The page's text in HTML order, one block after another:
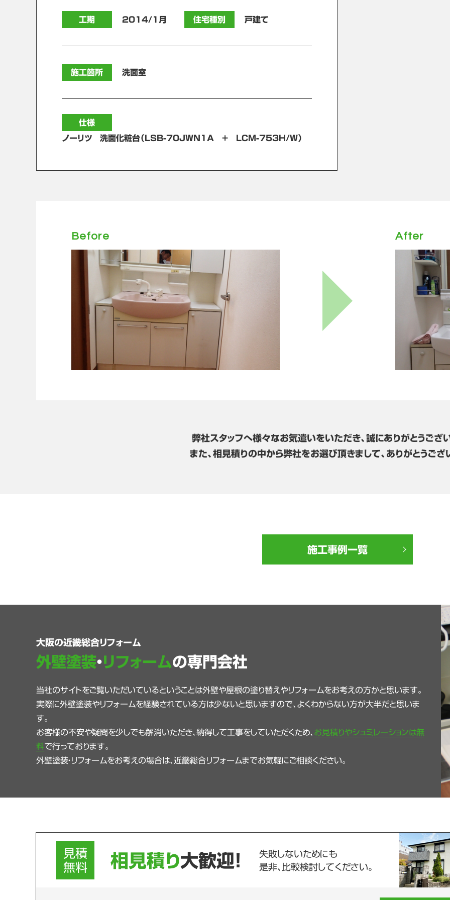
工期 2014/1月 住宅種別 戸建て
施工箇所 洗面室
仕様
ノーリツ 洗面化粧台（LSB-70JWN1A + LCM-753H/W）
Before After
弊社スタッフへ様々なお気遣いをいただき、誠にありがとうござ
また、相見積りの中から弊社をお選び頂きまして、ありがとうござ
施工事例一覧
大阪の近畿総合リフォーム
外壁塗装・リフォームの専門会社
当社のサイトをご覧いただいているということは外壁や屋根の塗り替えやリフォームをお考えの方かと思います。
実際に外壁塗装やリフォームを経験されている方は少ないと思いますので、よくわからない方が大半だと思いま
す。
お客様の不安や疑問を少しでも解消いただき、納得して工事をしていただくため、 お見積りやシュミレーションは無
料で行っております。
外壁塗装・リフォームをお考えの場合は、近畿総合リフォームまでお気軽にご相談ください。
見積
無料
相見積り大歓迎！
失敗しないためにも
是非、比較検討してください。